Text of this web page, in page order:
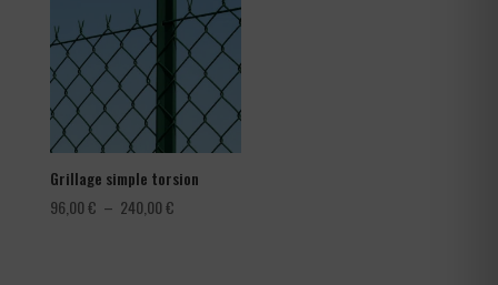
Grillage simple torsion
96,00€ – 240,00€Plage